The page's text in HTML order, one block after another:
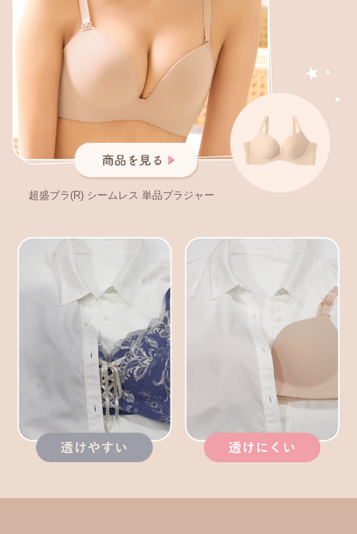
超盛ブラ(R) シームレス 単品ブラジャー